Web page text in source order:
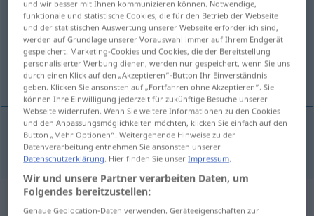
Übersicht aller Übersetzungen
(Für mehr Details die Übersetzung anklicken/antippen)
Infanterist
Infanteristm foot soldier MIL
Synonyme für "foot soldier"
und wir besser mit Ihnen kommunizieren können. Notwendige,
funktionale und statistische Cookies, die für den Betrieb der Webseite
und der statistischen Auswertung unserer Webseite erforderlich sind,
werden auf Grundlage unserer Vorauswahl immer auf Ihrem Endgerät
gespeichert. Marketing-Cookies und Cookies, die der Bereitstellung
personalisierter Werbung dienen, werden nur gespeichert, wenn Sie uns
durch einen Klick auf den „Akzeptieren“-Button Ihr Einverständnis
geben. Klicken Sie ansonsten auf „Fortfahren ohne Akzeptieren“. Sie
können Ihre Einwilligung jederzeit für zukünftige Besuche unserer
Webseite widerrufen. Wenn Sie weitere Informationen zu den Cookies
und den Anpassungsmöglichkeiten möchten, klicken Sie einfach auf den
Button „Mehr Optionen“. Weitergehende Hinweise zu der
Datenverarbeitung entnehmen Sie ansonsten unserer
Datenschutzerklärung. Hier finden Sie unserImpressum.
Wir und unsere Partner verarbeiten Daten, um
Folgendes bereitzustellen:
Genaue Geolocation-Daten verwenden. Geräteeigenschaften zur